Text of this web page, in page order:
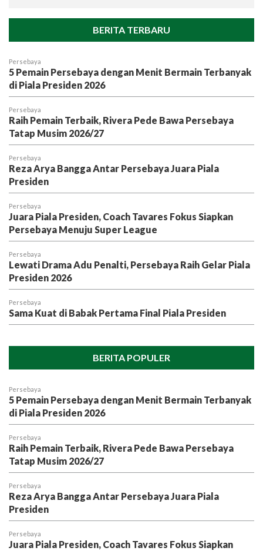
BERITA TERBARU
Persebaya
5 Pemain Persebaya dengan Menit Bermain Terbanyak
di Piala Presiden 2026
Persebaya
Raih Pemain Terbaik, Rivera Pede Bawa Persebaya
Tatap Musim 2026/27
Persebaya
Reza Arya Bangga Antar Persebaya Juara Piala
Presiden
Persebaya
Juara Piala Presiden, Coach Tavares Fokus Siapkan
Persebaya Menuju Super League
Persebaya
Lewati Drama Adu Penalti, Persebaya Raih Gelar Piala
Presiden 2026
Persebaya
Sama Kuat di Babak Pertama Final Piala Presiden
BERITA POPULER
Persebaya
5 Pemain Persebaya dengan Menit Bermain Terbanyak
di Piala Presiden 2026
Persebaya
Raih Pemain Terbaik, Rivera Pede Bawa Persebaya
Tatap Musim 2026/27
Persebaya
Reza Arya Bangga Antar Persebaya Juara Piala
Presiden
Persebaya
Juara Piala Presiden, Coach Tavares Fokus Siapkan